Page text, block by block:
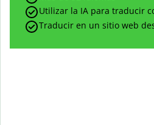
Utilizar la IA para traducir
Traducir en un sitio web